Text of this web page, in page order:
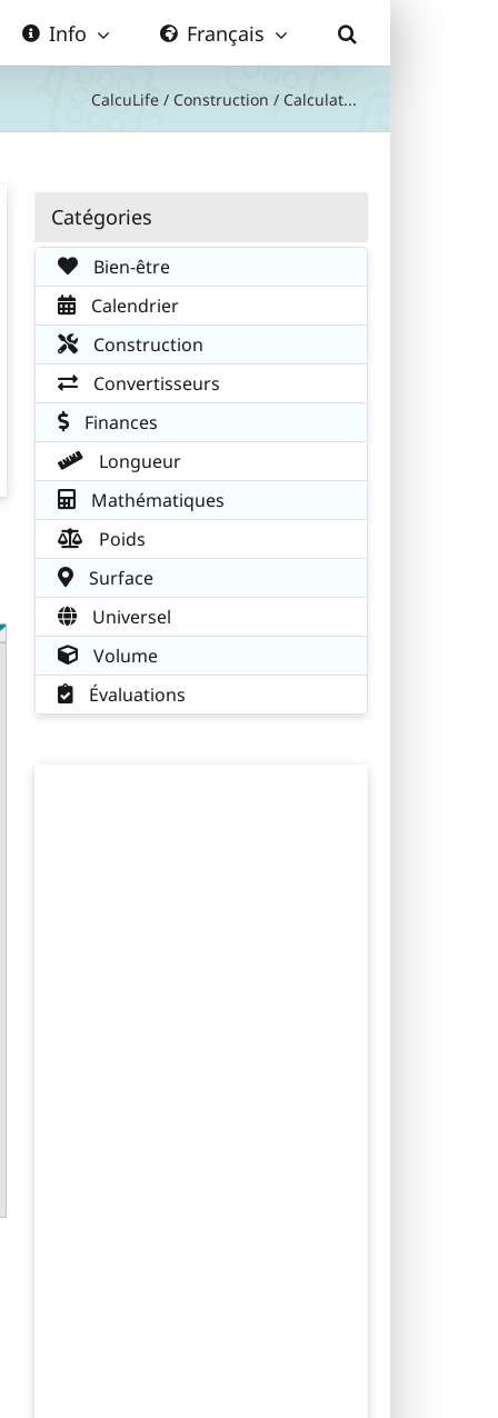
Info Français
CalcuLife / Construction / Calculat...
Catégories
Bien-être
Calendrier
Construction
Convertisseurs
Finances
Longueur
Mathématiques
Poids
Surface
Universel
Volume
Évaluations